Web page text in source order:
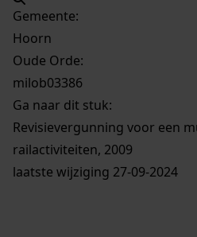
Gemeente:
Hoorn
Oude Orde:
milob03386
Ga naar dit stuk:
Revisievergunning voor een
railactiviteiten, 2009
laatste wijziging 27-09-2024